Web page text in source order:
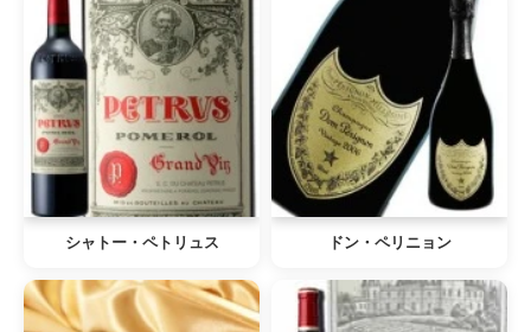
シャトー・ペトリュス ドン・ペリニョン